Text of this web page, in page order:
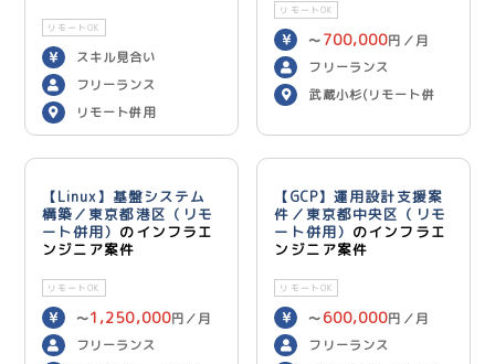
リモートOK
スキル見合い
フリーランス
リモート併用
リモートOK
〜 700,000円／月
フリーランス
武蔵小杉(リモート併
【Linux】基盤システム
構築／東京都港区（リモ
ート併用） のインフラエ
ンジニア案件
リモートOK
〜1,250,000円／月
フリーランス
【GCP】運用設計支援案
件／東京都中央区（リモ
ート併用） のインフラエ
ンジニア案件
リモートOK
〜 600,000円／月
フリーランス